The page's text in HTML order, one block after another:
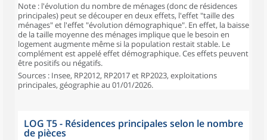
Note : l'évolution du nombre de ménages (donc de résidences
principales) peut se découper en deux effets, l'effet "taille des
ménages" et l'effet "évolution démographique". En effet, la baisse
de la taille moyenne des ménages implique que le besoin en
logement augmente même si la population restait stable. Le
complément est appelé effet démographique. Ces effets peuvent
être positifs ou négatifs.
Sources : Insee, RP2012, RP2017 et RP2023, exploitations
principales, géographie au 01/01/2026.
LOG T5 - Résidences principales selon le nombre
de pièces